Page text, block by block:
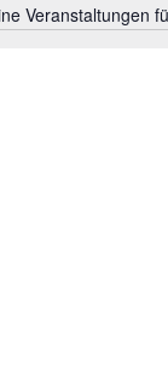
Veranstaltungen